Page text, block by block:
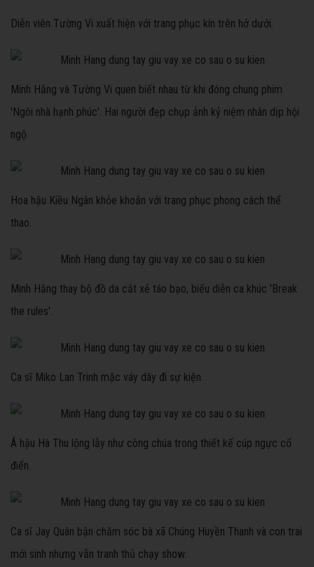
Diễn viên Tường Vi xuất hiện với trang phục kín trên hở dưới.
Minh Hằng và Tường Vi quen biết nhau từ khi đóng chung phim
'Ngôi nhà hạnh phúc'. Hai người đẹp chụp ảnh kỷ niệm nhân dịp hội
ngộ.
Hoa hậu Kiều Ngân khỏe khoắn với trang phục phong cách thể
thao.
Minh Hằng thay bộ đồ da cắt xẻ táo bạo, biểu diễn ca khúc 'Break
the rules'.
Ca sĩ Miko Lan Trinh mặc váy dây đi sự kiện.
Á hậu Hà Thu lộng lẫy như công chúa trong thiết kế cúp ngực cổ
điển.
Ca sĩ Jay Quân bận chăm sóc bà xã Chúng Huyền Thanh và con trai
mới sinh nhưng vẫn tranh thủ chạy show.